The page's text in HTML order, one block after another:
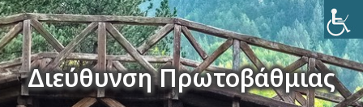
Διεύθυνση Πρωτοβάθμιας